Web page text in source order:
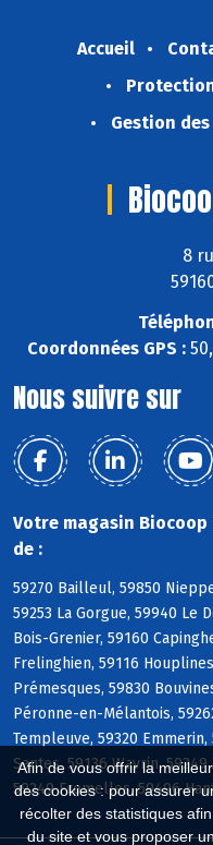
Afin de vous offrir la
des cookies : pour assurer
récolter des statistiques
du site et vous proposer
Accueil
Gestion
8
Coordonnées GPS :
Nous suivre sur
Votre magasin
de :
59270 Bailleul, 59850
59253 La Gorgue, 59940 Le
Bois-Grenier, 59160
Frelinghien, 59116
Prémesques, 59830
Péronne-en-Mélantois,
Templeuve, 59320 Emmerin,
Santes, 59136 Wavrin,
59249 Fromelles, 59496